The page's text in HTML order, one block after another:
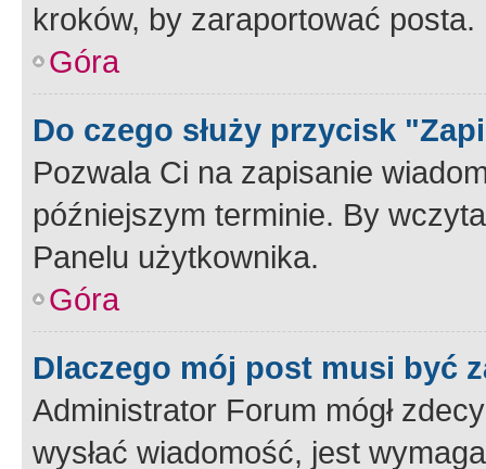
kroków, by zaraportować posta.
Góra
Do czego służy przycisk
Pozwala Ci na zapisanie
późniejszym terminie. By
Panelu użytkownika.
Góra
Dlaczego mój post musi być
Administrator Forum mógł
wysłać wiadomość, jest